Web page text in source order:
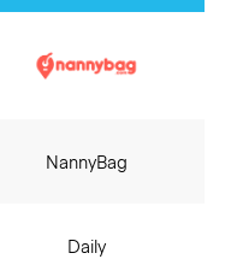
NannyBag
Daily